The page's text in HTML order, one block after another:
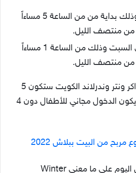
الأحد إلى الأربعا وذلك بداية من من الساعة 5 مساءاً
ومن الخميس إلى السبت وذلك من الساعة 1 مساءاً
الجدير ذكره أن سعر تذاكر ونتر وندرلاند الكويت ستكون 5
دنانير كويتية، على أن يكون الدخول مجاني للأطفال دون 4
من البيت ببلاش 2022
ختاماً، تعرفنا في مقال اليوم على ما معنى Winter